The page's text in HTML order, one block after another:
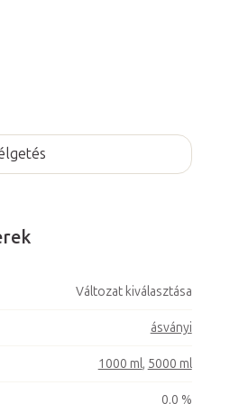
Változat kiválasztása
ásványi
1000 ml, 5000 ml
0,0 %